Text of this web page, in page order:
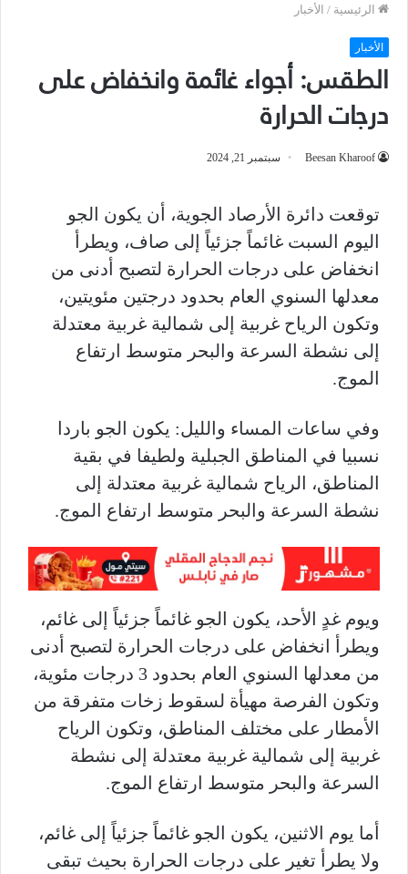
الرئيسية / الأخبار
الأخبار
الطقس: أجواء غائمة وانخفاض على
درجات الحرارة
Beesan Kharoof سبتمبر 21, 2024
توقعت دائرة الأرصاد الجوية، أن يكون الجو
اليوم السبت غائماً جزئياً إلى صاف، ويطرأ
انخفاض على درجات الحرارة لتصبح أدنى من
معدلها السنوي العام بحدود درجتين مئويتين،
وتكون الرياح غربية إلى شمالية غربية معتدلة
إلى نشطة السرعة والبحر متوسط ارتفاع
الموج.
وفي ساعات المساء والليل: يكون الجو باردا
نسبيا في المناطق الجبلية ولطيفا في بقية
المناطق، الرياح شمالية غربية معتدلة إلى
نشطة السرعة والبحر متوسط ارتفاع الموج.
ويوم غدٍ الأحد، يكون الجو غائماً جزئياً إلى غائم،
ويطرأ انخفاض على درجات الحرارة لتصبح أدنى
من معدلها السنوي العام بحدود 3 درجات مئوية،
وتكون الفرصة مهيأة لسقوط زخات متفرقة من
الأمطار على مختلف المناطق، وتكون الرياح
غربية إلى شمالية غربية معتدلة إلى نشطة
السرعة والبحر متوسط ارتفاع الموج.
أما يوم الاثنين، يكون الجو غائماً جزئياً إلى غائم،
ولا يطرأ تغير على درجات الحرارة بحيث تبقى